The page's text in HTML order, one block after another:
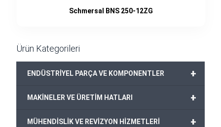
Schmersal BNS 250-12ZG
Ürün Kategorileri
+
ENDÜSTRİYEL PARÇA VE KOMPONENTLER
+
MAKİNELER VE ÜRETİM HATLARI
+
MÜHENDİSLİK VE REVİZYON HİZMETLERİ